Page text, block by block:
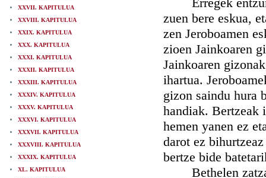
XXVII. KAPITULUA
XXVIII. KAPITULUA
XXIX. KAPITULUA
XXX. KAPITULUA
XXXI. KAPITULUA
XXXII. KAPITULUA
XXXIII. KAPITULUA
XXXIV. KAPITULUA
XXXV. KAPITULUA
XXXVI. KAPITULUA
XXXVII. KAPITULUA
XXXVIII. KAPITULUA
XXXIX. KAPITULUA
XL. KAPITULUA
zuen bere eskua,
zen Jeroboamen
zioen Jainkoaren
Jainkoaren
ihartua.
gizon saindu hura
handiak. Bertzeak
hemen yanen ez
darot ez
bertze bide
Bethelen zatzan